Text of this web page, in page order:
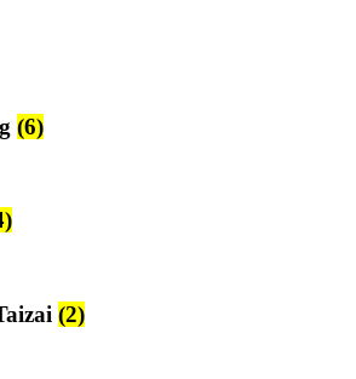
(6)
(2)